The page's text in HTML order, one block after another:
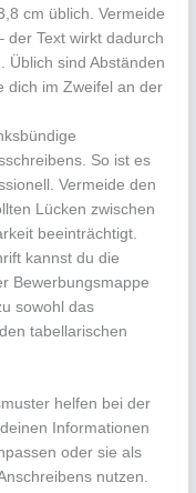
cm üblich. Vermeide
der Text wirkt dadurch
Üblich sind Abständen
dich im Zweifel an der
So ist es
Vermeide den
Lücken zwischen
beeinträchtigt.
kannst du die
Bewerbungsmappe
sowohl das
tabellarischen
helfen bei der
Informationen
oder sie als
nutzen.